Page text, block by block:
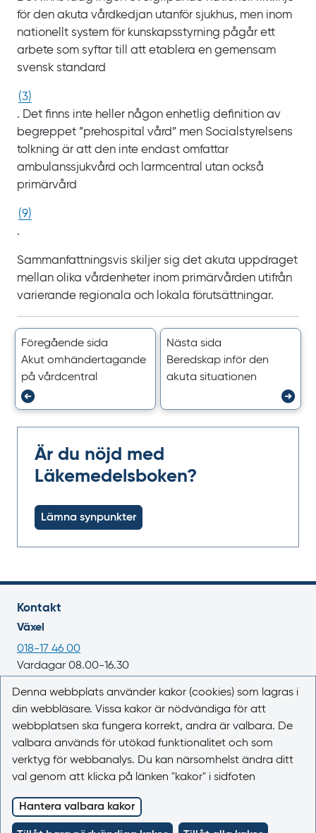
för den akuta vårdkedjan utanför sjukhus, men inom
nationellt system för kunskapsstyrning pågår ett
arbete som syftar till att etablera en gemensam
svensk standard
(3)
. Det finns inte heller någon enhetlig definition av
begreppet ”prehospital vård” men Socialstyrelsens
tolkning är att den inte endast omfattar
ambulanssjukvård och larmcentral utan också
primärvård
(9)
.
Sammanfattningsvis skiljer sig det akuta uppdraget
mellan olika vårdenheter inom primärvården utifrån
varierande regionala och lokala förutsättningar.
Föregående sida
Akut omhänder­tagande
på vårdcentral
Nästa sida
Beredskap inför den
akuta situationen
Är du nöjd med
Läkemedelsboken?
Lämna synpunkter
Kontakt
Växel
018-17 46 00
Vardagar 08.00-16.30
E-post
registrator@lakemedelsverket.se
Om webbplatsen
Om Läkemedelsboken
Kontakta oss
Kakor (cookies)
Tillgänglighet
Denna webbplats använder kakor (cookies) som lagras i
din webbläsare. Vissa kakor är nödvändiga för att
webbplatsen ska fungera korrekt, andra är valbara. De
valbara används för utökad funktionalitet och som
verktyg för webbanalys. Du kan närsomhelst ändra ditt
val genom att klicka på länken "kakor" i sidfoten
Hantera valbara kakor